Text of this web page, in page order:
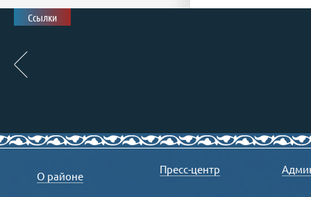
Ссылки
О районе
Пресс-центр